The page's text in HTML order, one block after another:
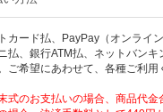
カード払、PayPay（オンライ
払、銀行ATM払、ネットバンキ
ご希望にあわせて、各種ご利用
式のお支払いの場合、商品代金